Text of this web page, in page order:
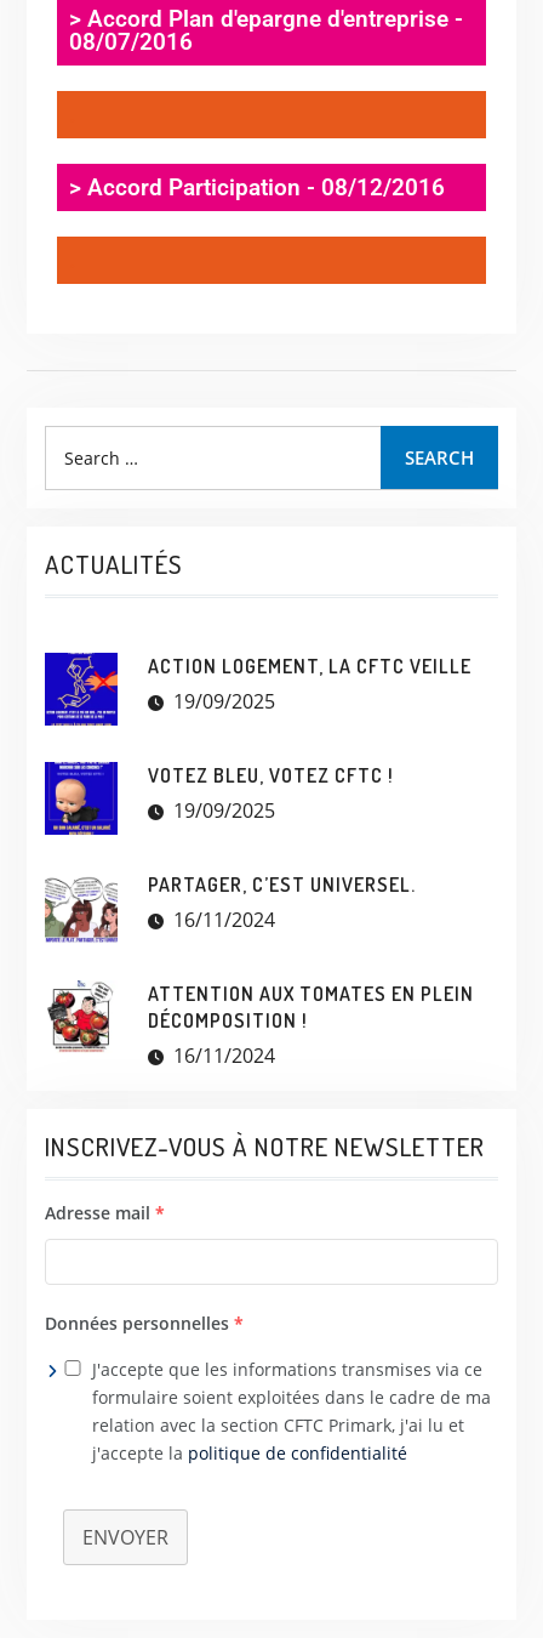
> Accord Plan d'epargne d'entreprise -
08/07/2016
> Accord Participation - 08/12/2016
SEARCH
ACTUALITÉS
ACTION LOGEMENT, LA CFTC VEILLE
19/09/2025
VOTEZ BLEU, VOTEZ CFTC !
19/09/2025
PARTAGER, C’EST UNIVERSEL.
16/11/2024
ATTENTION AUX TOMATES EN PLEIN
DÉCOMPOSITION !
16/11/2024
INSCRIVEZ-VOUS À NOTRE NEWSLETTER
Adresse mail *
Données personnelles *
J'accepte que les informations transmises via ce
formulaire soient exploitées dans le cadre de ma
relation avec la section CFTC Primark, j'ai lu et
j'accepte la politique de confidentialité
ENVOYER